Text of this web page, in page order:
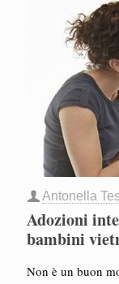
Antonella
Adozioni
bambini
Non è un buon